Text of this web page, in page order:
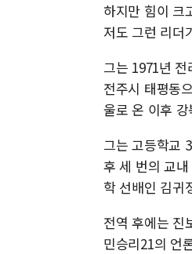
하지만 힘이 크
저도 그런 리더
그는 1971년
전주시 태평동
울로 온 이후
그는 고등학교
후 세 번의 교
학 선배인 김귀
전역 후에는 진
민승리21의 언